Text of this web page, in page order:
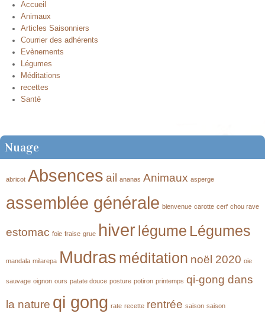
Accueil
Animaux
Articles Saisonniers
Courrier des adhérents
Evènements
Légumes
Méditations
recettes
Santé
Nuage
abricot Absences ail ananas Animaux asperge
assemblée générale bienvenue carotte cerf chou rave
estomac foie fraise grue hiverlégume Légumes
mandala milarepa Mudras méditation noël 2020 oie
sauvage oignon ours patate douce posture potiron printemps qi-gong dans
la nature qi gong rate recette rentrée saison saison